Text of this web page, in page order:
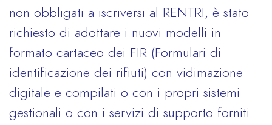
non obbligati a iscriversi al RENTRI, è stato
richiesto di adottare i nuovi modelli in
formato cartaceo dei FIR (Formulari di
identificazione dei rifiuti) con vidimazione
digitale e compilati o con i propri sistemi
gestionali o con i servizi di supporto forniti